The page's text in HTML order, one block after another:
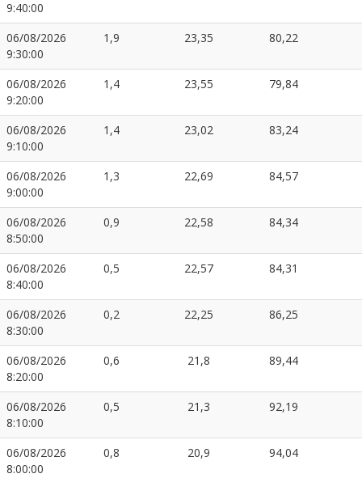
9:40:00
06/08/2026
9:30:00
1,9 23,35 80,22
06/08/2026
9:20:00
1,4 23,55 79,84
06/08/2026
9:10:00
1,4 23,02 83,24
06/08/2026
9:00:00
1,3 22,69 84,57
06/08/2026
8:50:00
0,9 22,58 84,34
06/08/2026
8:40:00
0,5 22,57 84,31
06/08/2026
8:30:00
0,2 22,25 86,25
06/08/2026
8:20:00
0,6 21,8 89,44
06/08/2026
8:10:00
0,5 21,3 92,19
06/08/2026
8:00:00
0,8 20,9 94,04